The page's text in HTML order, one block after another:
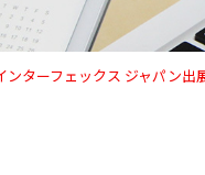
ンターフェックス ジャパン出